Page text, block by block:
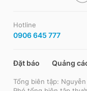
Hotline
0906 645 777
Đặt báo Quảng
Tổng biên tập: Nguyễn